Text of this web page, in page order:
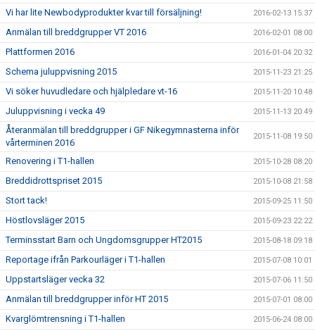
Vi har lite Newbodyprodukter kvar till försäljning! 2016-02-13 15:37
Anmälan till breddgrupper VT 2016 2016-02-01 08:00
Plattformen 2016 2016-01-04 20:32
Schema juluppvisning 2015 2015-11-23 21:25
Vi söker huvudledare och hjälpledare vt-16 2015-11-20 10:48
Juluppvisning i vecka 49 2015-11-13 20:49
Återanmälan till breddgrupper i GF Nikegymnasterna inför
vårterminen 2016
2015-11-08 19:50
Renovering i T1-hallen 2015-10-28 08:20
Breddidrottspriset 2015 2015-10-08 21:58
Stort tack! 2015-09-25 11:50
Höstlovsläger 2015 2015-09-23 22:22
Terminsstart Barn och Ungdomsgrupper HT2015 2015-08-18 09:18
Reportage ifrån Parkourläger i T1-hallen 2015-07-08 10:01
Uppstartsläger vecka 32 2015-07-06 11:50
Anmälan till breddgrupper inför HT 2015 2015-07-01 08:00
Kvarglömtrensning i T1-hallen 2015-06-24 08:00